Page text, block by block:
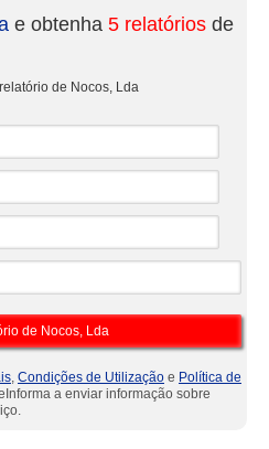
e obtenha 5 relatórios de
de Nocos, Lda
, Condições de Utilização e Política de
a enviar informação sobre